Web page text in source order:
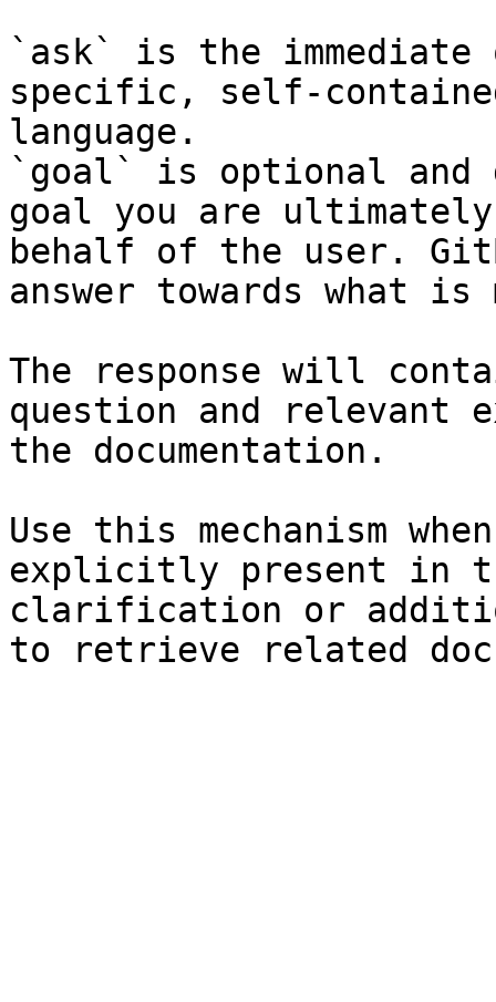
`ask` is the
specific, self-
language.
`goal` is optional and
goal you are
behalf of the user.
answer towards what
The response will
question and relevant
the documentation.
Use this mechanism
explicitly present in
clarification or